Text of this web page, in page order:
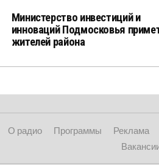
Министерство инвестиций и
инноваций Подмосковья
жителей района
О радио Программы Реклама